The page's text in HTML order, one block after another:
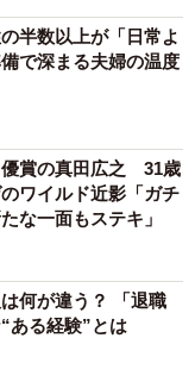
半数以上が「日常よ
で深まる夫婦の温度
優賞の真田広之 31歳
ワイルド近影「ガチ
な一面もステキ」
何が違う？ 「退職
ある経験”とは